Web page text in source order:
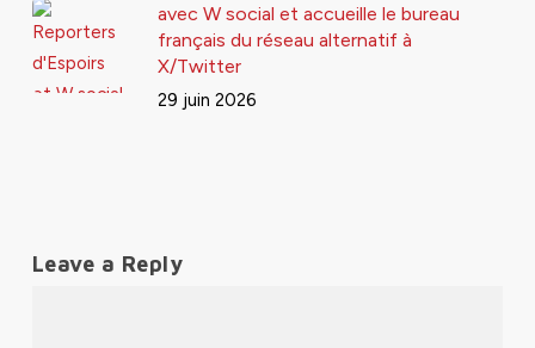
avec W social et accueille le bureau
français du réseau alternatif à
X/Twitter
29 juin 2026
Leave a Reply